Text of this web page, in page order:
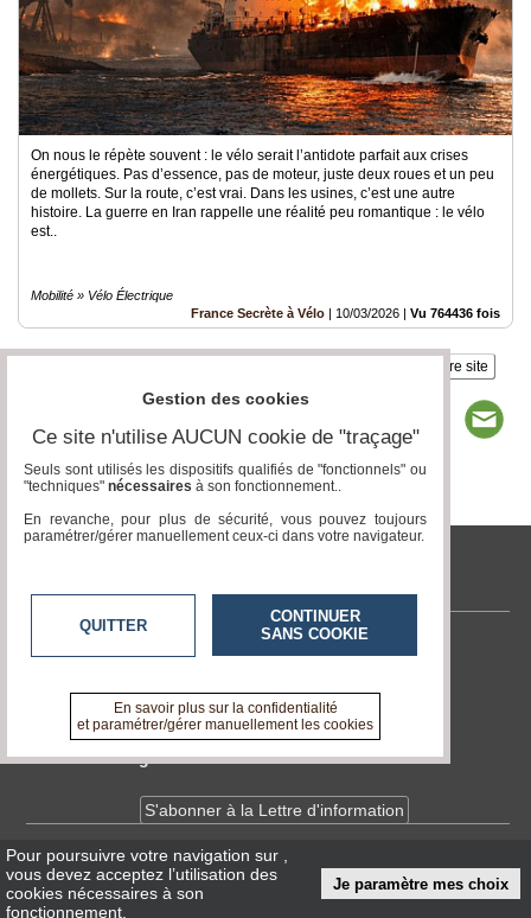
On nous le répète souvent : le vélo serait l’antidote parfait aux crises
énergétiques. Pas d’essence, pas de moteur, juste deux roues et un peu
de mollets. Sur la route, c’est vrai. Dans les usines, c’est une autre
histoire. La guerre en Iran rappelle une réalité peu romantique : le vélo
est..
Mobilité » Vélo Électrique
France Secrète à Vélo | 10/03/2026 | Vu 764436 fois
Insérez sur votre site
tvlocale.fr
Contactez-nous
A propos de tvlocale.fr
Devenir délégué
S'abonner à la Lettre d'information
InfosCNIL/RGPD
Conditions Générales d'Utilisation
Pour poursuivre votre navigation sur
vous devez acceptez l’utilisation des
cookies nécessaires à son
fonctionnement.
Je paramètre mes choix
Gestion des cookies
Ce site n'utilise AUCUN cookie de "traçage"
Seuls sont utilisés les dispositifs qualifiés de "fonctionnels" ou
"techniques" nécessaires à son fonctionnement..
En revanche, pour plus de sécurité, vous pouvez toujours
paramétrer/gérer manuellement ceux-ci dans votre navigateur.
QUITTER
CONTINUER
SANS COOKIE
En savoir plus sur la confidentialité
et paramétrer/gérer manuellement les cookies